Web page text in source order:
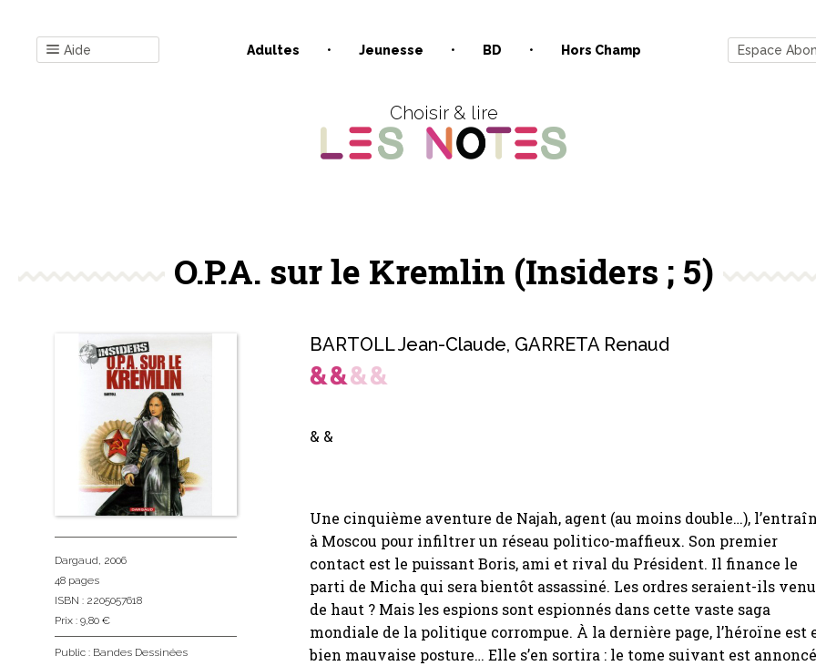
Aide Adultes Jeunesse BD Hors Champ Espace
Choisir & lire
O.P.A. sur le Kremlin (Insiders ; 5)
BARTOLL Jean-Claude, GARRETA Renaud
& &
Une cinquième aventure de Najah, agent (au moins double…),
à Moscou pour infiltrer un réseau politico-maffieux. Son premier
contact est le puissant Boris, ami et rival du Président. Il finance le
parti de Micha qui sera bientôt assassiné. Les ordres seraient-ils
de haut ? Mais les espions sont espionnés dans cette vaste saga
mondiale de la politique corrompue. À la dernière page, l’héroïne est
bien mauvaise posture… Elle s’en sortira : le tome suivant est
Dargaud, 2006
48 pages
ISBN : 2205057618
Prix : 9,80 €
Public : Bandes Dessinées